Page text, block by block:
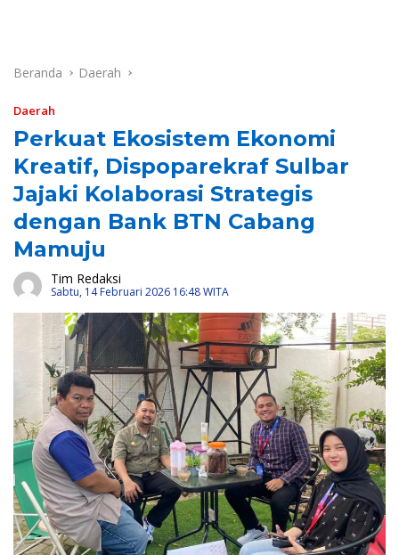
Beranda Daerah
Daerah
Perkuat Ekosistem Ekonomi
Kreatif, Dispoparekraf Sulbar
Jajaki Kolaborasi Strategis
dengan Bank BTN Cabang
Mamuju
Tim Redaksi
Sabtu, 14 Februari 2026 16:48 WITA